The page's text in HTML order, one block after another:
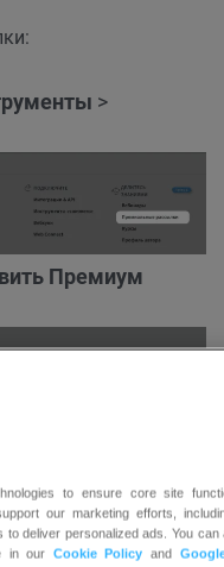
>
Премиум
Рассылке.
to ensure core site
our marketing efforts,
deliver personalized ads. You can
in our Cookie Policy and